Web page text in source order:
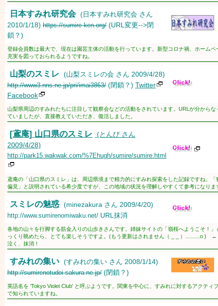
日本すみれ研究会 (日本すみれ研究会 さん
2010/1/18) https://sumire-ken.org/ (URL変更-->閉
鎖？)
登録会員数は最大で、現在は園芸主体の活動を行っています。新型コロナ禍、ホームペ
充実を図っておられるようですね。
山梨のスミレ (山梨スミレの会 さん 2009/4/28)
http://www3.nns.ne.jp/pri/imai3863/ (閉鎖？) Twitter
Facebook
山梨県周辺のすみれたちに注目して観察会などの活動をされています。URLが分からな
ていましたが、直接教えていただき、復活しました。
[鳶庵] 山口県のスミレ
(とんび さん
2009/4/28)
http://park15.wakwak.com/%7Ehugh/sumire/sumire.html
鳶庵の「山口県のスミレ」は、周辺県境まで精力的にすみれ探索をした記録ですね。「
偏見」と説明されている希少度ですが、この地域の状況を理解しやすくて参考になりま
スミレの魅惑 (minezakura さん 2009/4/20)
http://www.sumirenomiwaku.net/ URL抹消
各地の山々を行脚する筋金入りの山歩きさんです。姉妹サイトの「嶺桜へようこそ！」
っくり眺めたら、とても楽しそうですよ。(もう更新はされません（ _ _ ）..........o )
泣く、抹消！
すみれの集い (すみれの集い さん 2008/1/14)
http://sumirenotudoi.sakura.ne.jp/ (閉鎖？)
英語名を 'Tokyo Violet Club' と呼ぶようです。関東を中心に、すみれに対するアクティ
で知られていますね。